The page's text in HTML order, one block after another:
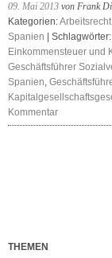
09. Mai 2013 von Frank
Kategorien:
Spanien | Schlagwörter:
Einkommensteuer und
Geschäftsführer
Spanien,
Kommentar
THEMEN